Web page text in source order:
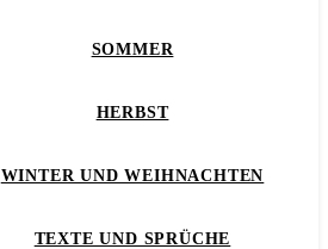
SOMMER
HERBST
WINTER UND WEIHNACHTEN
TEXTE UND SPRÜCHE